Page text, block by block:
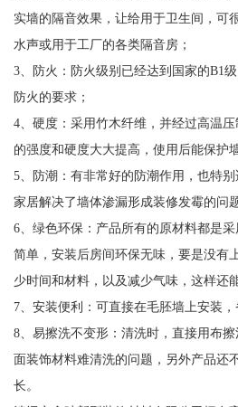
实墙的隔音效果，让给用于卫生间，可
水声或用于工厂的各类隔音房；
3、防火：防火级别已经达到国家的B1
防火的要求；
4、硬度：采用竹木纤维，并经过高温
的强度和硬度大大提高，使用后能保护
5、防潮：有非常好的防潮作用，也特
家居解决了墙体渗漏形成装修发霉的问
6、绿色环保：产品所有的原材料都是
简单，安装后房间环保无味，要是没有
少时间和材料，以及减少气味，这样还
7、安装便利：可直接在毛胚墙上安装
8、易擦洗不变形：清洗时，直接用布
面装饰材料难清洗的问题，另外产品还
长。